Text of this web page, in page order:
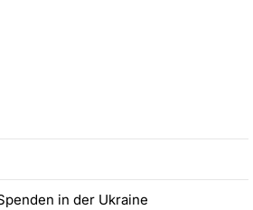
in der Ukraine